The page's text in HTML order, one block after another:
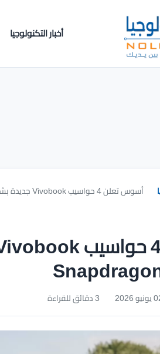
أخبار التكنولوجيا
أسوس تعلن 4 حواسيب Vivobook جديدة بشاشات OLED ومعالجات Snapdragon X